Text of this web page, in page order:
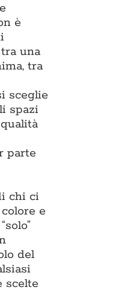
è
una
tra
sceglie
spazi
parte
chi ci
e
del
scelte